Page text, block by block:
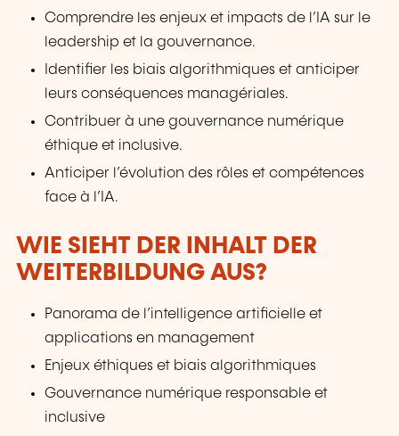
Comprendre les enjeux et impacts de l’IA sur le
leadership et la gouvernance.
Identifier les biais algorithmiques et anticiper
leurs conséquences managériales.
Contribuer à une gouvernance numérique
éthique et inclusive.
Anticiper l’évolution des rôles et compétences
face à l’IA.
WIE SIEHT DER INHALT DER
WEITERBILDUNG AUS?
Panorama de l’intelligence artificielle et
applications en management
Enjeux éthiques et biais algorithmiques
Gouvernance numérique responsable et
inclusive